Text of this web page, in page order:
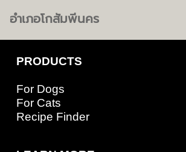
อำเภอโกสัมพีนคร
PRODUCTS
For Dogs
For Cats
Recipe Finder